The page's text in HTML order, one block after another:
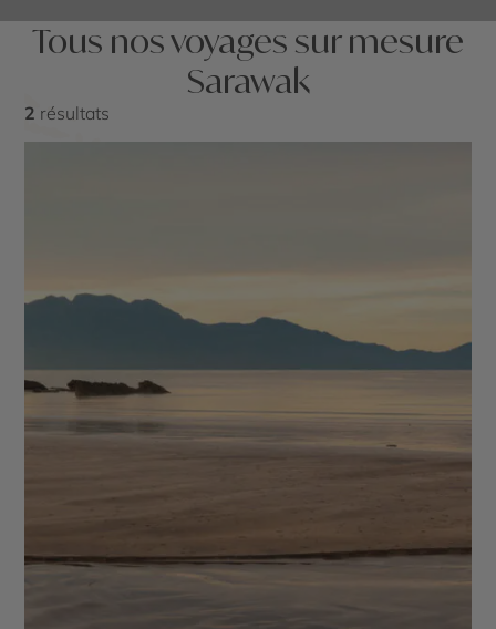
Tous nos voyages sur mesure
Sarawak
2 résultats